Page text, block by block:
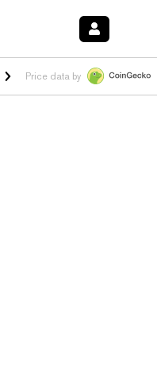
$1.035 1.40%HYPE $55.90
Price data by